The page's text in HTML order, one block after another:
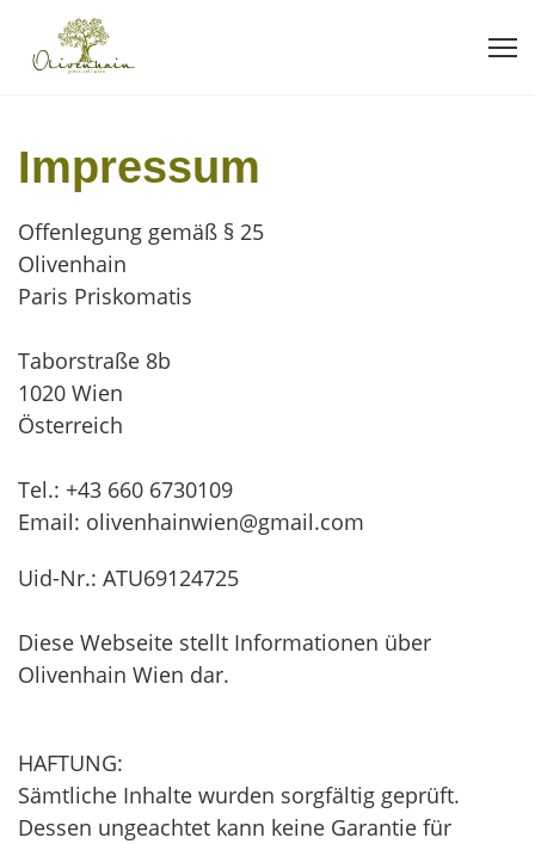
Impressum
Offenlegung gemäß § 25
Olivenhain
Paris Priskomatis
Taborstraße 8b
1020 Wien
Österreich
Tel.: +43 660 6730109
Email: olivenhainwien@gmail.com
Uid-Nr.: ATU69124725
Diese Webseite stellt Informationen über
Olivenhain Wien dar.
HAFTUNG:
Sämtliche Inhalte wurden sorgfältig geprüft.
Dessen ungeachtet kann keine Garantie für